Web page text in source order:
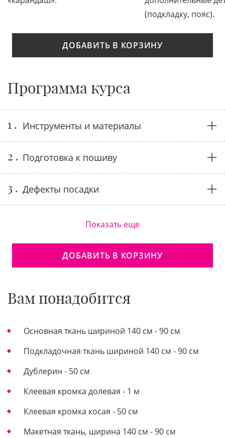
(подкладку, пояс).
ДОБАВИТЬ В КОРЗИНУ
Программа курса
1 . Инструменты и материалы
2 . Подготовка к пошиву
3 . Дефекты посадки
Показать еще
ДОБАВИТЬ В КОРЗИНУ
Вам понадобится
Основная ткань шириной 140 см - 90 см
Подкладочная ткань шириной 140 см - 90 см
Дублерин - 50 см
Клеевая кромка долевая - 1 м
Клеевая кромка косая - 50 см
Макетная ткань, ширина 140 см - 90 см